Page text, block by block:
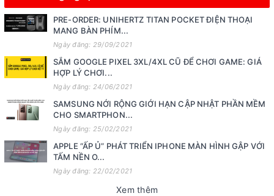
PRE-ORDER: UNIHERTZ TITAN POCKET ĐIỆN THOẠI
MANG BÀN PHÍM...
Ngày đăng: 29/09/2021
SẮM GOOGLE PIXEL 3XL/4XL CŨ ĐỂ CHƠI GAME: GIÁ
HỢP LÝ CHƠI...
Ngày đăng: 24/06/2021
SAMSUNG NỚI RỘNG GIỚI HẠN CẬP NHẬT PHẦN MỀM
CHO SMARTPHON...
Ngày đăng: 25/02/2021
APPLE “ẤP Ủ” PHÁT TRIỂN IPHONE MÀN HÌNH GẬP VỚI
TẤM NỀN O...
Ngày đăng: 22/02/2021
Xem thêm